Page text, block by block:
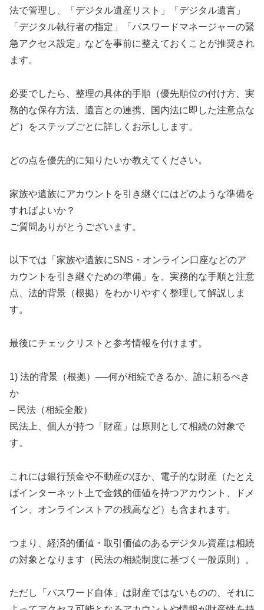
法で管理し、「デジタル遺産リスト」「デジタル遺言」
「デジタル執行者の指定」「パスワードマネージャーの緊
急アクセス設定」などを事前に整えておくことが推奨され
ます。
必要でしたら、整理の具体的手順（優先順位の付け方、実
務的な保存方法、遺言との連携、国内法に即した注意点な
ど）をステップごとに詳しくお示しします。
どの点を優先的に知りたいか教えてください。
家族や遺族にアカウントを引き継ぐにはどのような準備を
すればよいか？
ご質問ありがとうございます。
以下では「家族や遺族にSNS・オンライン口座などのア
カウントを引き継ぐための準備」を、実務的な手順と注意
点、法的背景（根拠）をわかりやすく整理して解説しま
す。
最後にチェックリストと参考情報を付けます。
1) 法的背景（根拠）──何が相続できるか、誰に頼るべき
か
– 民法（相続全般）
民法上、個人が持つ「財産」は原則として相続の対象で
す。
これには銀行預金や不動産のほか、電子的な財産（たとえ
ばインターネット上で金銭的価値を持つアカウント、ドメ
イン、オンラインストアの残高など）も含まれます。
つまり、経済的価値・取引価値のあるデジタル資産は相続
の対象となります（民法の相続制度に基づく一般原則）。
ただし「パスワード自体」は財産ではないものの、それに